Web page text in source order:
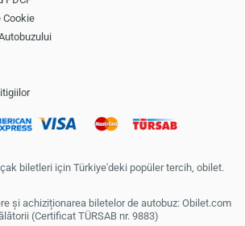
Cookie
biletleri için Türkiye'deki popüler tercih, obilet.
și achiziționarea biletelor de autobuz: Obilet.com
(Certificat TÜRSAB nr. 9883)